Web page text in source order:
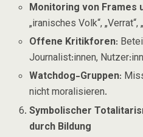
Monitoring von Frames
„iranisches Volk“, „Verrat“,
Offene Kritikforen:
Journalist:innen,
Watchdog-Gruppen:
nicht moralisieren.
Symbolischer
durch Bildung